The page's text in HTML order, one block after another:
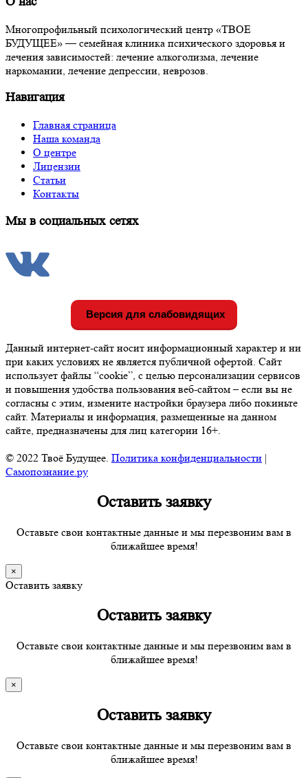
Многопрофильный психологический центр «ТВОЕ
БУДУЩЕЕ» — семейная клиника психического здоровья и
лечения зависимостей: лечение алкоголизма, лечение
наркомании, лечение депрессии, неврозов.
Навигация
Главная страница
Наша команда
О центре
Лицензии
Статьи
Контакты
Мы в социальных сетях
Версия для слабовидящих
Данный интернет-сайт носит информационный характер и ни
при каких условиях не является публичной офертой. Сайт
использует файлы “cookie”, с целью персонализации сервисов
и повышения удобства пользования веб-сайтом – если вы не
согласны с этим, измените настройки браузера либо покиньте
сайт. Материалы и информация, размещенные на данном
сайте, предназначены для лиц категории 16+.
© 2022 Твоё Будущее. Политика конфиденциальности |
Самопознание.ру
Оставить заявку
Оставьте свои контактные данные и мы перезвоним вам в
ближайшее время!
×
Оставить заявку
Оставить заявку
Оставьте свои контактные данные и мы перезвоним вам в
ближайшее время!
×
Оставить заявку
Оставьте свои контактные данные и мы перезвоним вам в
ближайшее время!